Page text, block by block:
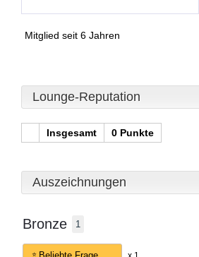
Mitglied seit 6 Jahren
Lounge-Reputation
Insgesamt 0 Punkte
Auszeichnungen
Bronze 1